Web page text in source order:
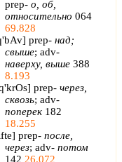
prep- о, об,
относительно 064
69.828
'bAv] prep- над;
свыше; adv-
наверху, выше 388
8.193
'krOs] prep- через,
сквозь; adv-
поперек 182
18.255
] prep- после,
через; adv- потом
142 26.072